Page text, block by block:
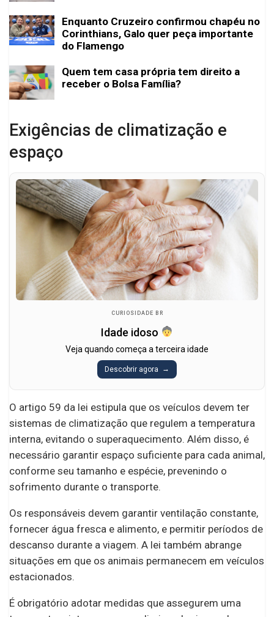
Enquanto Cruzeiro confirmou chapéu no
Corinthians, Galo quer peça importante
do Flamengo
Quem tem casa própria tem direito a
receber o Bolsa Família?
Exigências de climatização e
espaço
CURIOSIDADE BR
Idade idoso
Veja quando começa a terceira idade
Descobrir agora
O artigo 59 da lei estipula que os veículos devem ter
sistemas de climatização que regulem a temperatura
interna, evitando o superaquecimento. Além disso, é
necessário garantir espaço suficiente para cada animal,
conforme seu tamanho e espécie, prevenindo o
sofrimento durante o transporte.
Os responsáveis devem garantir ventilação constante,
fornecer água fresca e alimento, e permitir períodos de
descanso durante a viagem. A lei também abrange
situações em que os animais permanecem em veículos
estacionados.
É obrigatório adotar medidas que assegurem uma